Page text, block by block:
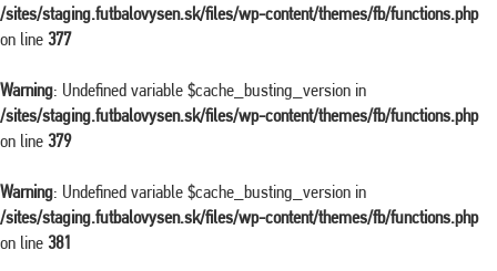
/sites/staging.futbalovysen.sk/files/wp-content/themes/fb/functions.php
on line 377
Warning: Undefined variable $cache_busting_version in
/sites/staging.futbalovysen.sk/files/wp-content/themes/fb/functions.php
on line 379
Warning: Undefined variable $cache_busting_version in
/sites/staging.futbalovysen.sk/files/wp-content/themes/fb/functions.php
on line 381